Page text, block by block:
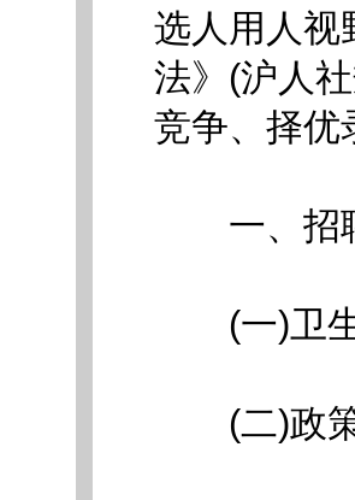
选人用人视
法》(沪人
竞争、择优
一、招
(一)卫生
(二)政策